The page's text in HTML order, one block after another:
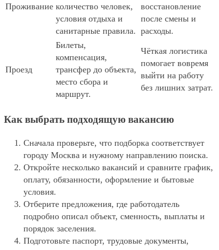
Проживание количество человек,
условия отдыха и
санитарные правила.
восстановление
после смены и
расходы.
Проезд
Билеты,
компенсация,
трансфер до объекта,
место сбора и
маршрут.
Чёткая логистика
помогает вовремя
выйти на работу
без лишних затрат.
Как выбрать подходящую вакансию
Сначала проверьте, что подборка соответствует
городу Москва и нужному направлению поиска.
Откройте несколько вакансий и сравните график,
оплату, обязанности, оформление и бытовые
условия.
Отберите предложения, где работодатель
подробно описал объект, сменность, выплаты и
порядок заселения.
Подготовьте паспорт, трудовые документы,